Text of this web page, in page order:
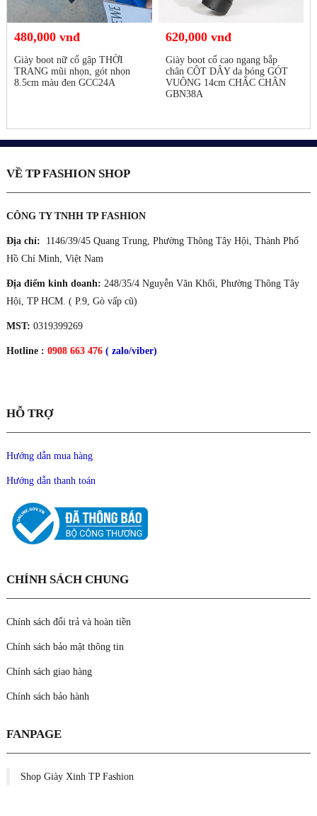
480,000 vnđ
Giày boot nữ cổ gập THỜI
TRANG mũi nhọn, gót nhọn
8.5cm màu đen GCC24A
620,000 vnđ
Giày boot cổ cao ngang bắp
chân CỘT DÂY da bóng GÓT
VUÔNG 14cm CHẮC CHÂN
GBN38A
VỀ TP FASHION SHOP
CÔNG TY TNHH TP FASHION
Địa chỉ: 1146/39/45 Quang Trung, Phường Thông Tây Hội, Thành Phố
Hồ Chí Minh, Việt Nam
Địa điểm kinh doanh: 248/35/4 Nguyễn Văn Khối, Phường Thông Tây
Hội, TP HCM. ( P.9, Gò vấp cũ)
MST: 0319399269
Hotline : 0908 663 476 ( zalo/viber)
HỖ TRỢ
Hướng dẫn mua hàng
Hướng dẫn thanh toán
CHÍNH SÁCH CHUNG
Chính sách đổi trả và hoàn tiền
Chính sách bảo mật thông tin
Chính sách giao hàng
Chính sách bảo hành
FANPAGE
Shop Giày Xinh TP Fashion